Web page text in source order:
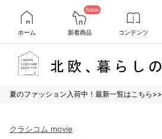
ホーム
New
新着商品 コンテンツ
夏のファッション入荷中！最新一覧はこちら>>
クラシコム movie